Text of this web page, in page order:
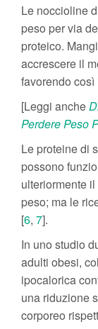
Le noccioline
peso per via
proteico.
accrescere il
favorendo
[Leggi anche
Perdere Peso
Le proteine di
possono
ulteriormente
peso; ma le
[6, 7].
In uno studio
adulti obesi,
ipocalorica
una riduzione
corporeo